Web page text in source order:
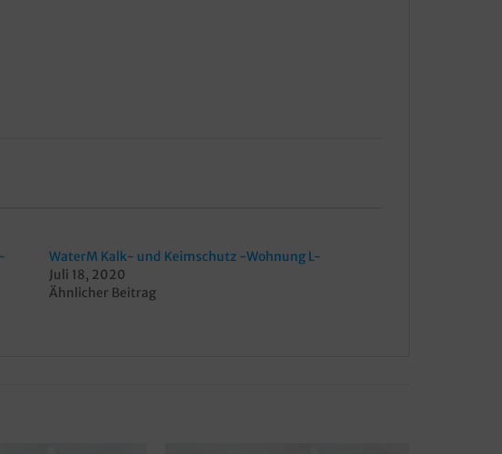
WaterM Kalk- und Keimschutz -Wohnung L-
Juli 18, 2020
Ähnlicher Beitrag